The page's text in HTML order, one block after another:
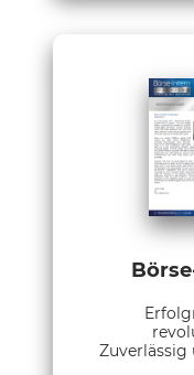
Zuverlässig